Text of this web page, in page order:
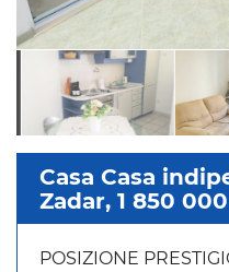
Casa Casa
Zadar, 1 850
POSIZIONE